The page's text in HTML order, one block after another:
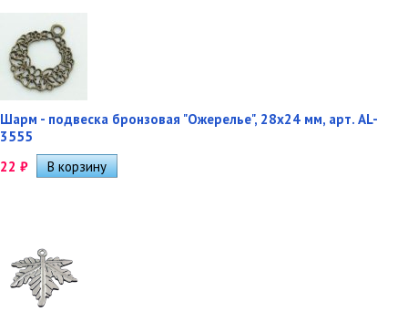
Шарм - подвеска бронзовая "Ожерелье", 28х24 мм, арт. AL-
3555
22 ₽